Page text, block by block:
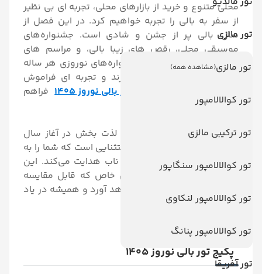
تور مالزی
تور مالزی(مشاهده همه)
تور کوالالامپور
تور ترکیبی مالزی
تور کوالالامپور سنگاپور
تور کوالالامپور لنکاوی
تور کوالالامپور پنانگ
تور آفریقا
محلی متنوع و خرید از بازارهای محلی، تجربه ای بی ‌نظیر
از سفر به بالی را تجربه خواهیم کرد. در این فصل از
سال، بالی پر از جشن و شادی است. جشنواره‌های
موسیقی محلی، رقص های زیبا بالی، و مراسم‌ های
مذهبی معتبری همچون جشنواره‌های نوروزی هر ساله
جذابیت‌های خاص خود را دارند و تجربه ای فراموش‌
تور بالی نوروز 1405
فراهم
می‌کنند.
اگر به دنبال استراحتی آرام و لذت بخش در آغاز سال
جدید هستید، بالی مقصدی استثنایی است که شما را به
دنیایی از زیبایی‌ها و خاطرات ناب هدایت می‌کند. این
سفر نوروزی به بالی، خاطراتی خاص که قابل مقایسه
نیست برای شما به ارمغان خواهد آورد و همیشه در یاد
شما خواهد ماند.
پکیج تور بالی نوروز 1405